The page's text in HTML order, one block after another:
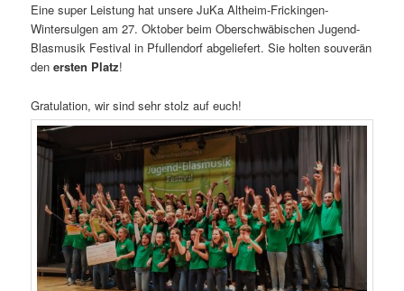
Eine super Leistung hat unsere JuKa Altheim-Frickingen-
Wintersulgen am 27. Oktober beim Oberschwäbischen Jugend-
Blasmusik Festival in Pfullendorf abgeliefert. Sie holten souverän
denersten Platz!
Gratulation, wir sind sehr stolz auf euch!